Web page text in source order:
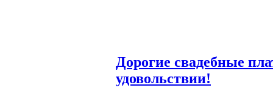
Дорогие свадебные
удовольствии!